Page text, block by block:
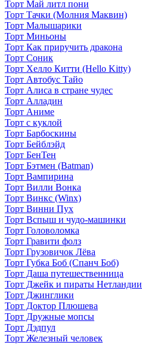
Торт Май литл пони
Торт Тачки (Молния Маквин)
Торт Малышарики
Торт Миньоны
Торт Как приручить дракона
Торт Соник
Торт Хелло Китти (Hello Kitty)
Торт Автобус Тайо
Торт Алиса в стране чудес
Торт Алладин
Торт Аниме
Торт с куклой
Торт Барбоскины
Торт Бейблэйд
Торт БенТен
Торт Бэтмен (Batman)
Торт Вампирина
Торт Вилли Вонка
Торт Винкс (Winx)
Торт Винни Пух
Торт Вспыш и чудо-машинки
Торт Головоломка
Торт Гравити фолз
Торт Грузовичок Лёва
Торт Губка Боб (Спанч Боб)
Торт Даша путешественница
Торт Джейк и пираты Нетландии
Торт Джинглики
Торт Доктор Плюшева
Торт Дружные мопсы
Торт Дэдпул
Торт Железный человек